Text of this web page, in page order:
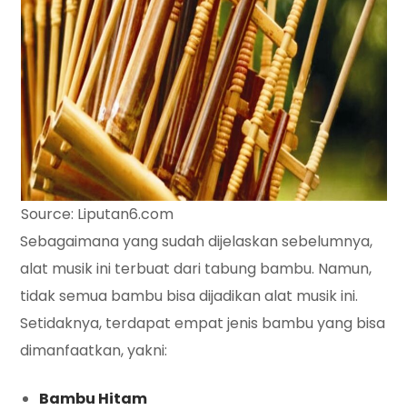
Source: Liputan6.com
Sebagaimana yang sudah dijelaskan sebelumnya,
alat musik ini terbuat dari tabung bambu. Namun,
tidak semua bambu bisa dijadikan alat musik ini.
Setidaknya, terdapat empat jenis bambu yang bisa
dimanfaatkan, yakni:
Bambu Hitam